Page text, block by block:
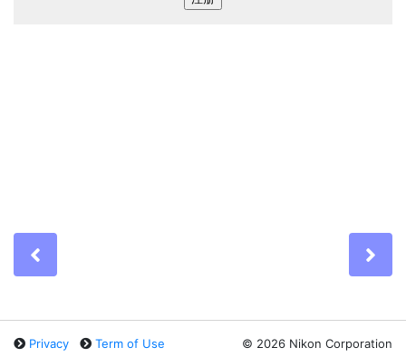
Privacy Term of Use © 2026 Nikon Corporation